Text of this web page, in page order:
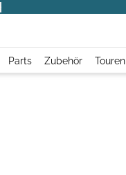
Parts Zubehör Touren